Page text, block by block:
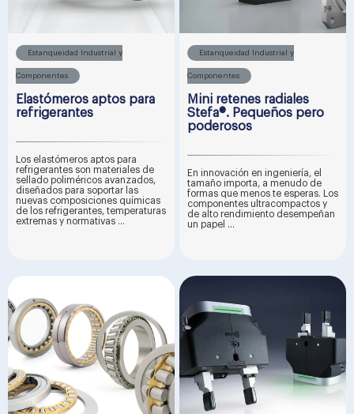
Estanqueidad Industrial y
Componentes
Elastómeros aptos para
refrigerantes
Los elastómeros aptos para
refrigerantes son materiales de
sellado poliméricos avanzados,
diseñados para soportar las
nuevas composiciones químicas
de los refrigerantes, temperaturas
extremas y normativas ...
Estanqueidad Industrial y
Componentes
Mini retenes radiales
Stefa®. Pequeños pero
poderosos
En innovación en ingeniería, el
tamaño importa, a menudo de
formas que menos te esperas. Los
componentes ultracompactos y
de alto rendimiento desempeñan
un papel ...